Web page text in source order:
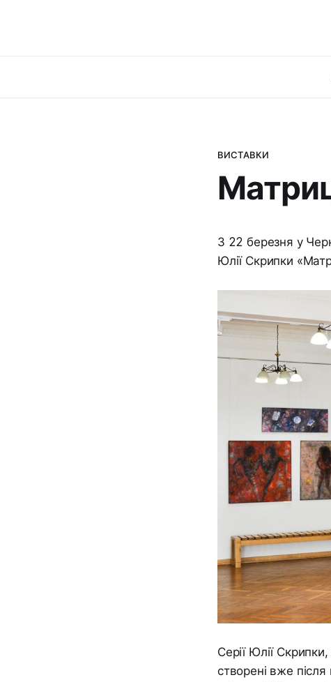
ВИСТАВКИ
З 22 березня у
Юлії Скрипки
Серії Юлії
створені вже